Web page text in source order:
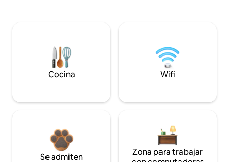
Cocina Wifi
Se admiten
Zona para trabajar